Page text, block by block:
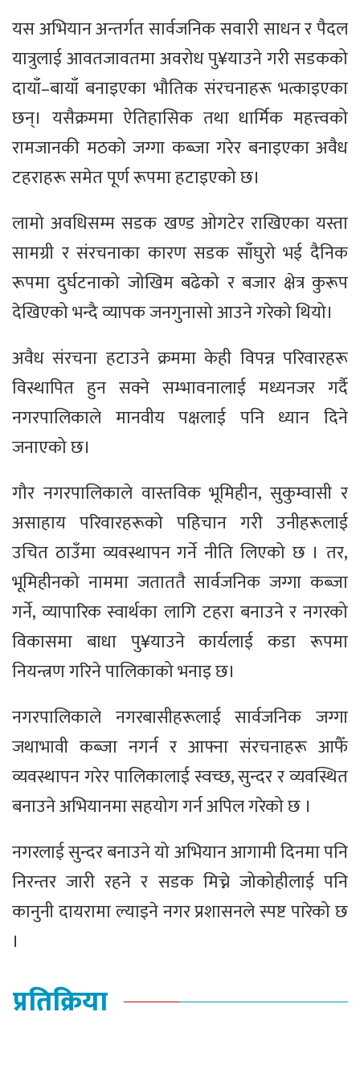
यस अभियान अन्तर्गत सार्वजनिक सवारी साधन र पैदल
यात्रुलाई आवतजावतमा अवरोध पु¥याउने गरी सडकको
दायाँ–बायाँ बनाइएका भौतिक संरचनाहरू भत्काइएका
छन्। यसैक्रममा ऐतिहासिक तथा धार्मिक महत्त्वको
रामजानकी मठको जग्गा कब्जा गरेर बनाइएका अवैध
टहराहरू समेत पूर्ण रूपमा हटाइएको छ।
लामो अवधिसम्म सडक खण्ड ओगटेर राखिएका यस्ता
सामग्री र संरचनाका कारण सडक साँघुरो भई दैनिक
रूपमा दुर्घटनाको जोखिम बढेको र बजार क्षेत्र कुरूप
देखिएको भन्दै व्यापक जनगुनासो आउने गरेको थियो।
अवैध संरचना हटाउने क्रममा केही विपन्न परिवारहरू
विस्थापित हुन सक्ने सम्भावनालाई मध्यनजर गर्दै
नगरपालिकाले मानवीय पक्षलाई पनि ध्यान दिने
जनाएको छ।
गौर नगरपालिकाले वास्तविक भूमिहीन, सुकुम्वासी र
असाहाय परिवारहरूको पहिचान गरी उनीहरूलाई
उचित ठाउँमा व्यवस्थापन गर्ने नीति लिएको छ । तर,
भूमिहीनको नाममा जताततै सार्वजनिक जग्गा कब्जा
गर्ने, व्यापारिक स्वार्थका लागि टहरा बनाउने र नगरको
विकासमा बाधा पु¥याउने कार्यलाई कडा रूपमा
नियन्त्रण गरिने पालिकाको भनाइ छ।
नगरपालिकाले नगरबासीहरूलाई सार्वजनिक जग्गा
जथाभावी कब्जा नगर्न र आफ्ना संरचनाहरू आफैँ
व्यवस्थापन गरेर पालिकालाई स्वच्छ, सुन्दर र व्यवस्थित
बनाउने अभियानमा सहयोग गर्न अपिल गरेको छ ।
नगरलाई सुन्दर बनाउने यो अभियान आगामी दिनमा पनि
निरन्तर जारी रहने र सडक मिच्ने जोकोहीलाई पनि
कानुनी दायरामा ल्याइने नगर प्रशासनले स्पष्ट पारेको छ
।
प्रतिक्रिया